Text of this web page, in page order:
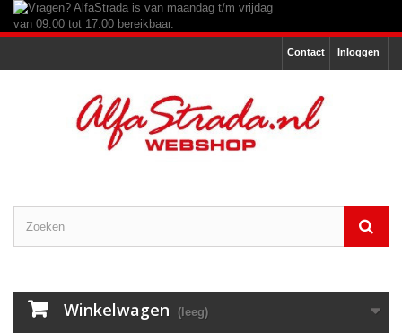
Inloggen
Contact
Winkelwagen (leeg)